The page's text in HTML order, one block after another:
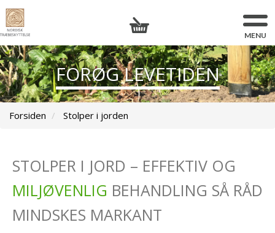
FORØG LEVETIDEN
Forsiden Stolper i jorden
STOLPER I JORD – EFFEKTIV OG
MILJØVENLIG BEHANDLING SÅ RÅD
MINDSKES MARKANT